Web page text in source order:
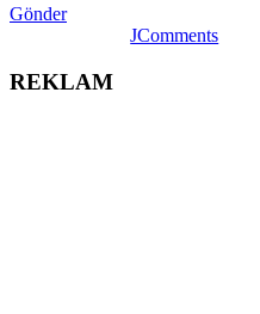
Gönder
JComments
REKLAM